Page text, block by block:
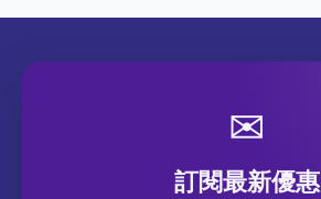
✉
訂閱最新優惠